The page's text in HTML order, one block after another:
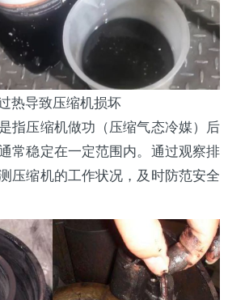
导致压缩机损坏
压缩机做功（压缩气态冷媒）后
常稳定在一定范围内。通过观察排
压缩机的工作状况，及时防范安全